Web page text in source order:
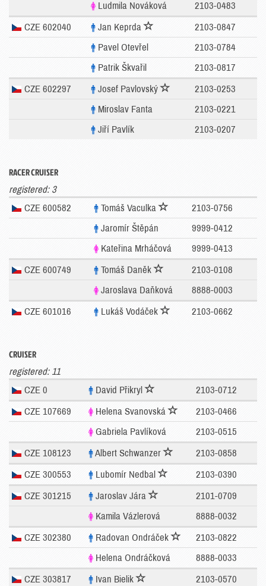
Ludmila Nováková
2103-0483
CZE 602040 Jan Keprda
2103-0847
Pavel Otevřel
2103-0784
Patrik Škvařil
2103-0817
CZE 602297 Josef Pavlovský
2103-0253
Miroslav Fanta
2103-0221
Jiří Pavlík
2103-0207
RACER CRUISER
registered: 3
CZE 600582
Tomáš Vaculka
2103-0756
Jaromír Štěpán
9999-0412
Kateřina Mrháčová
9999-0413
CZE 600749 Tomáš Daněk
2103-0108
Jaroslava Daňková
8888-0003
CZE 601016 Lukáš Vodáček 2103-0662
CRUISER
registered: 11
CZE 0
David Přikryl 2103-0712
CZE 107669 Helena Svanovská
2103-0466
Gabriela Pavlíková
2103-0515
CZE 108123 Albert Schwanzer 2103-0858
CZE 300553 Lubomír Nedbal 2103-0390
CZE 301215 Jaroslav Jára
2101-0709
Kamila Vázlerová
8888-0032
CZE 302380 Radovan Ondráček
2103-0822
Helena Ondráčková
8888-0033
CZE 303817 Ivan Bielik 2103-0570